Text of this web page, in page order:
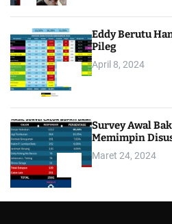
Eddy Berutu
Pileg
April 8, 2024
Survey Awal
Memimpin
Maret 24, 2024